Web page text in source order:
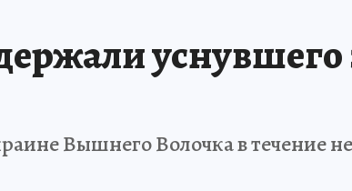
уснувшего
Вышнего Волочка в течение